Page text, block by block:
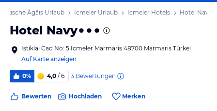
Ägäis Urlaub Icmeler Urlaub Icmeler Hotels Hotel Navy
Hotel Navy
Istiklal Cad No: 5 Icmeler Marmaris 48700 Marmaris Türkei
Auf Karte anzeigen
0% 4,0 / 6 3 Bewertungen
Bewerten Hochladen Merken